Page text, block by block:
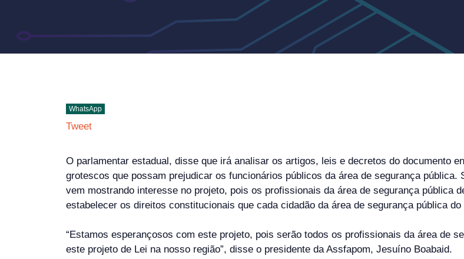
WhatsApp
Tweet
O parlamentar estadual, disse que irá analisar os artigos, leis e decretos do documento
grotescos que possam prejudicar os funcionários públicos da área de segurança pública.
vem mostrando interesse no projeto, pois os profissionais da área de segurança pública
estabelecer os direitos constitucionais que cada cidadão da área de segurança pública do
“Estamos esperançosos com este projeto, pois serão todos os profissionais da área de
este projeto de Lei na nosso região”, disse o presidente da Assfapom, Jesuíno Boabaid.